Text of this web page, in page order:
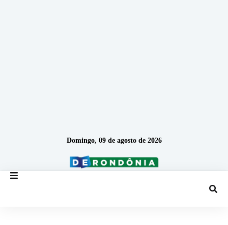
Domingo, 09 de agosto de 2026